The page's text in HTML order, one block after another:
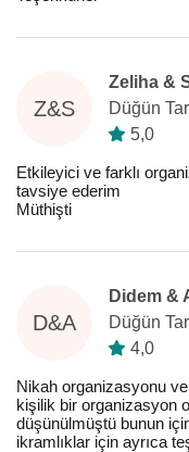
Z&S
Zeliha &
Düğün
5,0
Etkileyici ve farklı
tavsiye ederim
Müthişti
D&A
Didem &
Düğün
4,0
Nikah organizasyonu
kişilik bir organizasyon
düşünülmüştü bunun
ikramlıklar için ayrıca